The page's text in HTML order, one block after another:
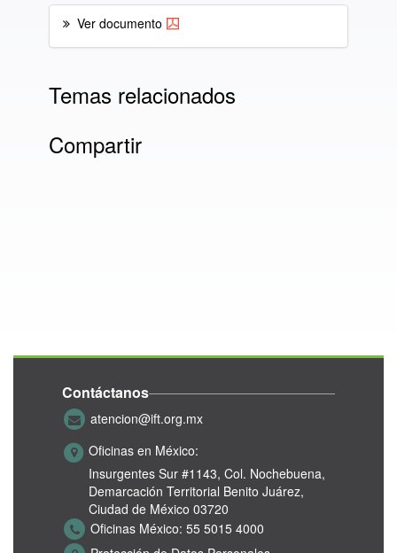
Ver documento
Temas relacionados
Compartir
Contáctanos
atencion@ift.org.mx
Oficinas en México:
Insurgentes Sur #1143, Col. Nochebuena,
Demarcación Territorial Benito Juárez,
Ciudad de México 03720
Oficinas México: 55 5015 4000